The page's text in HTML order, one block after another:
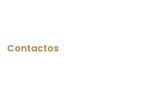
Contactos